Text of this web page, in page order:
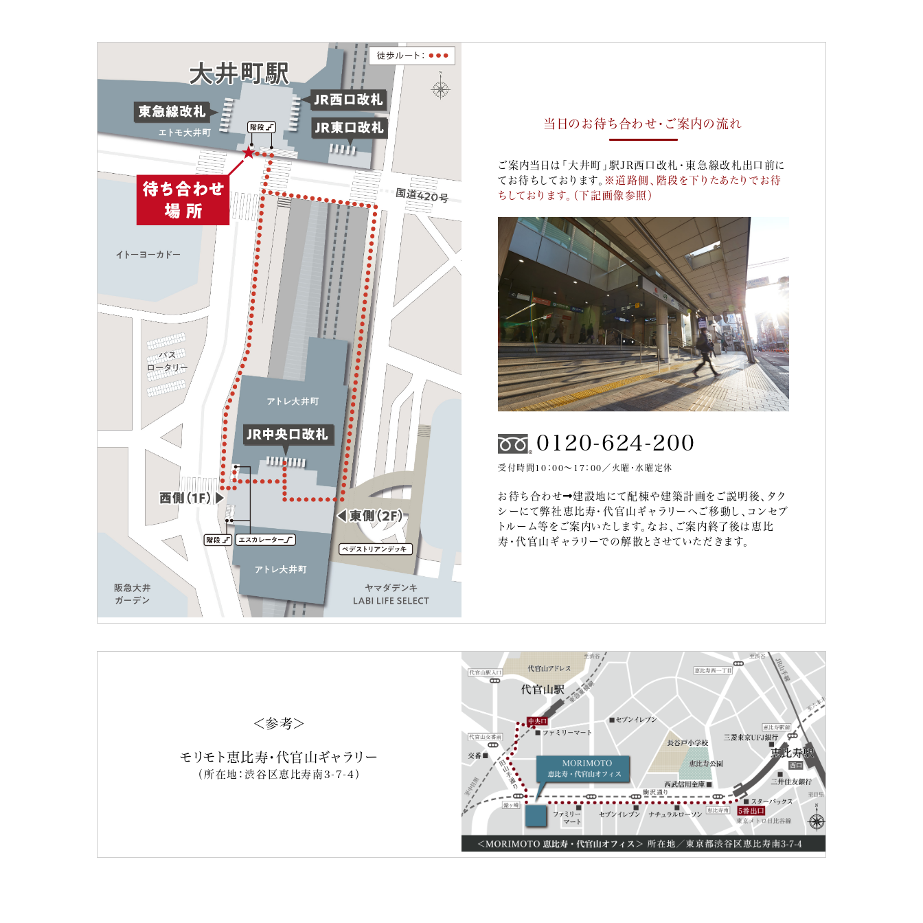
当日のお待ち合わせ・ご案内の流れ
ご案内当日は「大井町」駅JR西口改札・東急線改札出口前に
てお待ちしております。 ※道路側、階段を下りたあたりでお待
ちしております。（下記画像参照）
0120-624-200
受付時間10：00～17：00／火曜・水曜定休
お待ち合わせ
建設地にて配棟や建築計画をご説明後、タク
シーにて弊社恵比寿・代官山ギャラリーへご移動し、コンセプ
トルーム等をご案内いたします。なお、ご案内終了後は恵比
寿・代官山ギャラリーでの解散とさせていただきます。
＜参考＞
モリモト恵比寿・代官山ギャラリー
（所在地：渋谷区恵比寿南3-7-4）